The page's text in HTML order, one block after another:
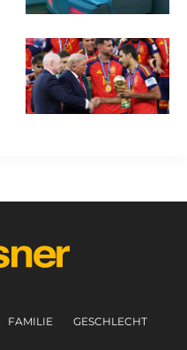
FAMILIE GESCHLECHT